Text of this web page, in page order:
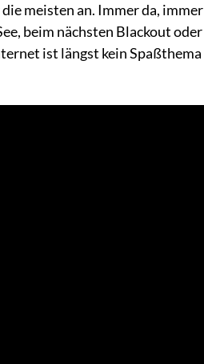
meisten an. Immer da, immer
beim nächsten Blackout oder
ist längst kein Spaßthema